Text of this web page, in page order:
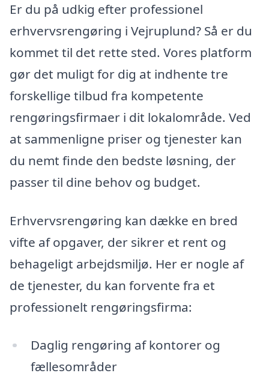
Er du på udkig efter professionel
erhvervsrengøring i Vejruplund? Så er du
kommet til det rette sted. Vores platform
gør det muligt for dig at indhente tre
forskellige tilbud fra kompetente
rengøringsfirmaer i dit lokalområde. Ved
at sammenligne priser og tjenester kan
du nemt finde den bedste løsning, der
passer til dine behov og budget.
Erhvervsrengøring kan dække en bred
vifte af opgaver, der sikrer et rent og
behageligt arbejdsmiljø. Her er nogle af
de tjenester, du kan forvente fra et
professionelt rengøringsfirma:
Daglig rengøring af kontorer og
fællesområder